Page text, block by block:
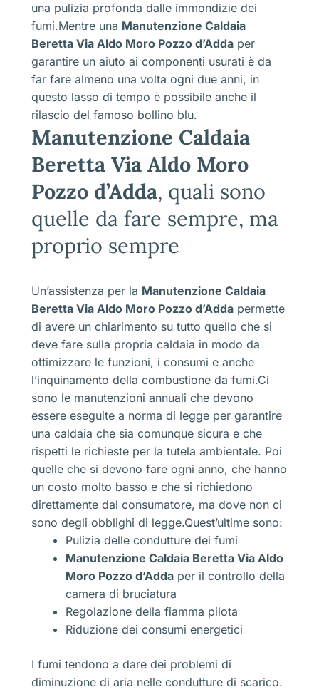
una pulizia profonda dalle immondizie dei
fumi.Mentre una Manutenzione Caldaia
Beretta Via Aldo Moro Pozzo d’Adda per
garantire un aiuto ai componenti usurati è da
far fare almeno una volta ogni due anni, in
questo lasso di tempo è possibile anche il
rilascio del famoso bollino blu.
Manutenzione Caldaia
Beretta Via Aldo Moro
Pozzo d’Adda, quali sono
quelle da fare sempre, ma
proprio sempre
Un’assistenza per la Manutenzione Caldaia
Beretta Via Aldo Moro Pozzo d’Adda permette
di avere un chiarimento su tutto quello che si
deve fare sulla propria caldaia in modo da
ottimizzare le funzioni, i consumi e anche
l’inquinamento della combustione da fumi.Ci
sono le manutenzioni annuali che devono
essere eseguite a norma di legge per garantire
una caldaia che sia comunque sicura e che
rispetti le richieste per la tutela ambientale. Poi
quelle che si devono fare ogni anno, che hanno
un costo molto basso e che si richiedono
direttamente dal consumatore, ma dove non ci
sono degli obblighi di legge.Quest’ultime sono:
Pulizia delle condutture dei fumi
Manutenzione Caldaia Beretta Via Aldo
Moro Pozzo d’Adda per il controllo della
camera di bruciatura
Regolazione della fiamma pilota
Riduzione dei consumi energetici
I fumi tendono a dare dei problemi di
diminuzione di aria nelle condutture di scarico.